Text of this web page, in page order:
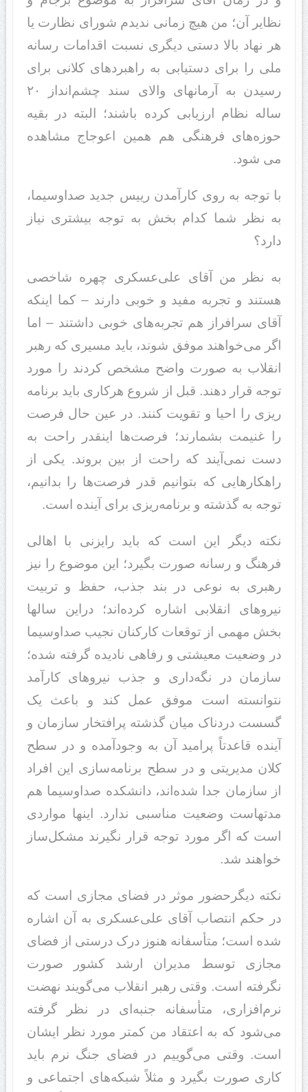
نظایر آن؛ من هیچ زمانی ندیدم شورای نظارت یا
هر نهاد بالا دستی دیگری نسبت اقدامات رسانه
ملی را برای دستیابی به راهبردهای کلانی برای
رسیدن به آرمانهای والای سند چشم‌انداز ۲۰
ساله نظام ارزیابی کرده باشند؛ البته در بقیه
حوزه‌های فرهنگی هم همین اعوجاج مشاهده
می شود.
با توجه به روی کارآمدن رییس جدید صداوسیما،
به نظر شما کدام بخش به توجه بیشتری نیاز
دارد؟
به نظر من آقای علی‌عسکری چهره شاخصی
هستند و تجربه مفید و خوبی دارند – کما اینکه
آقای سرافراز هم تجربه‌های خوبی داشتند – اما
اگر می‌خواهند موفق شوند، باید مسیری که رهبر
انقلاب به صورت واضح مشخص کردند را مورد
توجه قرار دهند. قبل از شروع هرکاری باید برنامه
ریزی را احیا و تقویت کنند. در عین حال فرصت
را غنیمت بشمارند؛ فرصت‌ها اینقدر راحت به
دست نمی‌آیند که راحت از بین بروند. یکی از
راهکارهایی که بتوانیم قدر فرصت‌ها را بدانیم،
توجه به گذشته و برنامه‌ریزی برای آینده است.
نکته دیگر این است که باید رایزنی‌ با اهالی
فرهنگ و رسانه صورت بگیرد؛ این موضوع را نیز
رهبری به نوعی در بند جذب، حفظ و تربیت
نیروهای انقلابی اشاره کرده‌اند؛ دراین سالها
بخش مهمی از توقعات کارکنان نجیب صداوسیما
در وضعیت معیشتی و رفاهی نادیده گرفته شده؛
سازمان در نگه‌داری و جذب نیروهای کارآمد
نتوانسته است موفق عمل کند و باعث یک
گسست دردناک میان گذشته پرافتخار سازمان و
آینده قاعدتاً پرامید آن به وجودآمده و در سطح
کلان مدیریتی و در سطح برنامه‌سازی این افراد
از سازمان جدا شده‌اند، دانشکده صداوسیما هم
مدتهاست وضعیت مناسبی ندارد. اینها مواردی
است که اگر مورد توجه قرار نگیرند مشکل‌ساز
خواهند شد.
نکته دیگرحضور موثر در فضای مجازی است که
در حکم انتصاب آقای علی‌عسکری به آن اشاره
شده است؛ متأسفانه هنوز درک درستی از فضای
مجازی توسط مدیران ارشد کشور صورت
نگرفته است. وقتی رهبر انقلاب می‌گویند نهضت
نرم‌افزاری، متأسفانه جنبه‌ای در نظر گرفته
می‌شود که به اعتقاد من کمتر مورد نظر ایشان
است. وقتی می‌گوییم در فضای جنگ نرم باید
کاری صورت بگیرد و مثلاً شبکه‌های اجتماعی و